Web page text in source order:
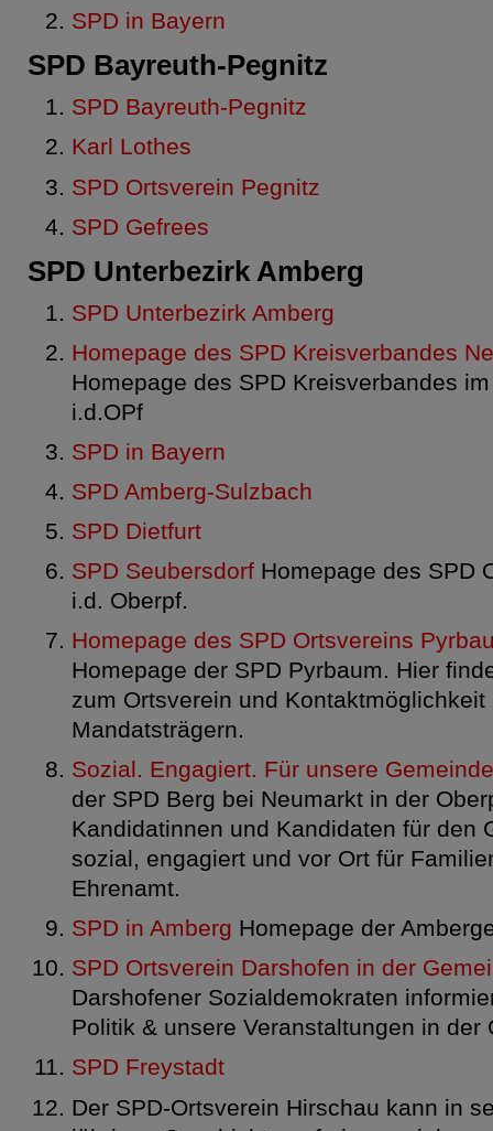
SPD in Bayern
SPD Bayreuth-Pegnitz
SPD Bayreuth-Pegnitz
Karl Lothes
SPD Ortsverein Pegnitz
SPD Gefrees
SPD Unterbezirk Amberg
SPD Unterbezirk Amberg
Homepage des SPD Kreisverbandes
Homepage des SPD Kreisverbandes
i.d.OPf
SPD in Bayern
SPD Amberg-Sulzbach
SPD Dietfurt
SPD Seubersdorf Homepage des SPD
i.d. Oberpf.
Homepage des SPD Ortsvereins
Homepage der SPD Pyrbaum. Hier
zum Ortsverein und Kontaktmöglichkeit
Mandatsträgern.
Sozial. Engagiert. Für unsere
der SPD Berg bei Neumarkt in der
Kandidatinnen und Kandidaten für den
sozial, engagiert und vor Ort für
Ehrenamt.
SPD in Amberg Homepage der
SPD Ortsverein Darshofen in der
Darshofener Sozialdemokraten
Politik & unsere Veranstaltungen in der
SPD Freystadt
Der SPD-Ortsverein Hirschau kann in